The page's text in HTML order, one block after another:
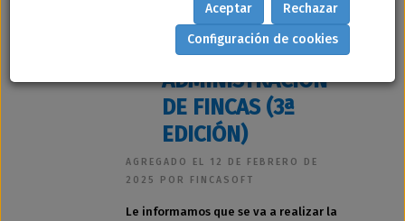
CURSO PRÁCTICO
DE
ADMINISTRACIÓN
DE FINCAS (3ª
EDICIÓN)
AGREGADO EL 12 DE FEBRERO DE
2025 POR FINCASOFT
Le informamos que se va a realizar la
Aceptar
Rechazar
Configuración de cookies